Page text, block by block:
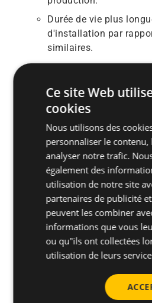
Durée de vie plus
d'installation par
similaires.
Besoin d'entrer en contact?
discuter de votre
Contactez-
Ce site Web
cookies
Nous utilisons des
personnaliser le contenu,
analyser notre trafic.
également des
utilisation de notre site
partenaires de publicité
peuvent les combiner
informations que vous
ou qu"ils ont collectées
utilisation de leurs